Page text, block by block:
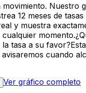
movimiento. Nuestro
12 meses de
y muestra
tasa a su
cuando
Ver gráfico completo